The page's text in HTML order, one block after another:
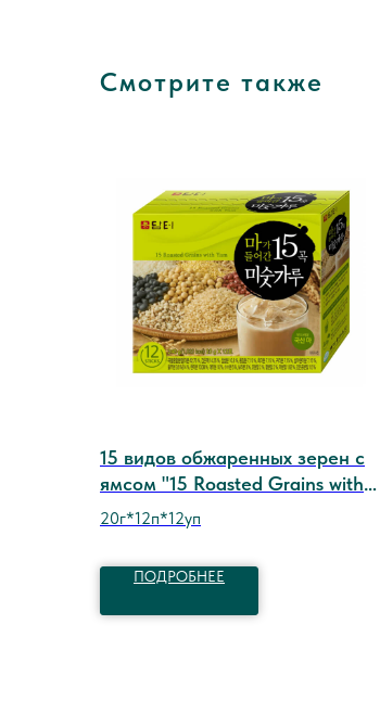
Смотрите также
15 видов обжаренных зерен с
ямсом "15 Roasted Grains with
Yam" тм DAMTUH
20г*12п*12уп
ПОДРОБНЕЕ